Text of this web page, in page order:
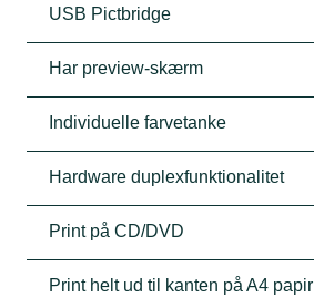
USB Pictbridge
Har preview-skærm
Individuelle farvetanke
Hardware duplexfunktionalitet
Print på CD/DVD
Print helt ud til kanten på A4 papir